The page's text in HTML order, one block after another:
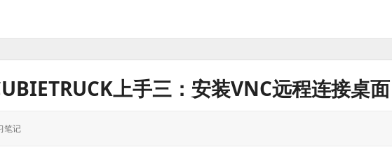
上手三：安装VNC远程连接桌面
笔记